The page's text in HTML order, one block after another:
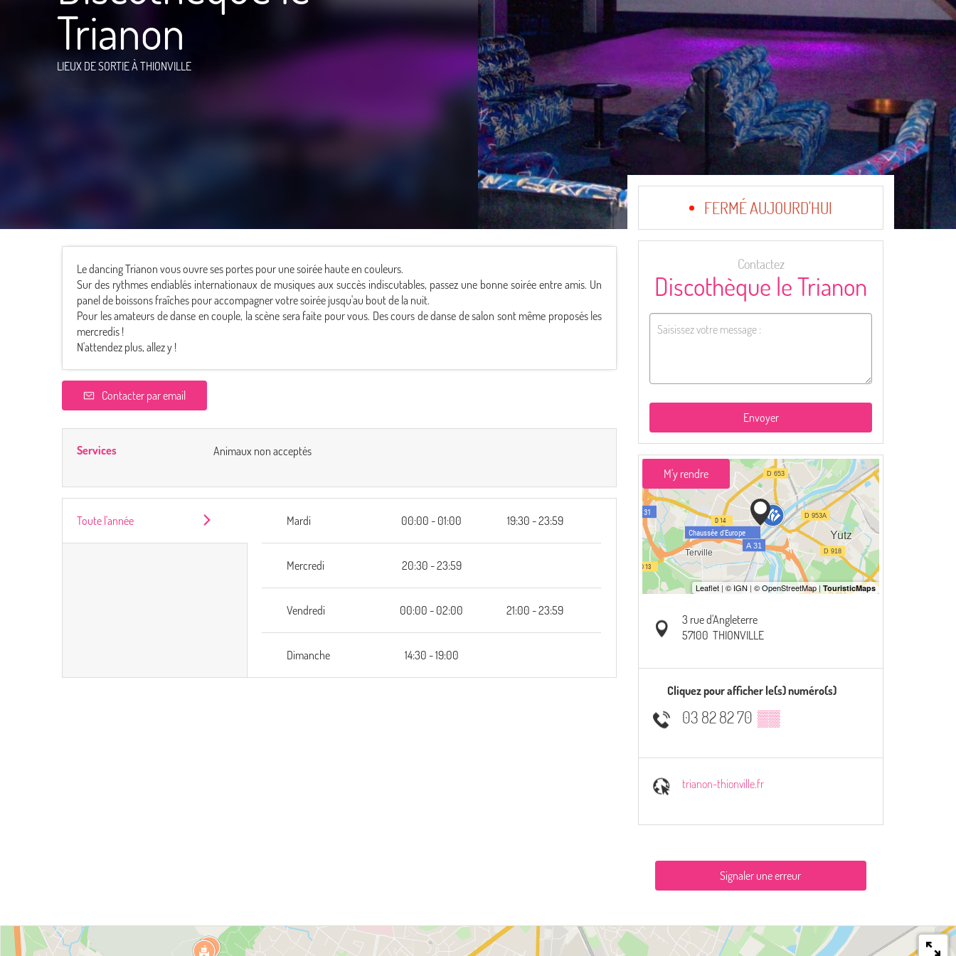
Trianon
LIEUX DE SORTIEÀ THIONVILLE
Le dancing Trianon vous ouvre ses portes pour une soirée haute en couleurs.
Sur des rythmes endiablés internationaux de musiques aux succès indiscutables, passez une bonne soirée entre amis. Un
panel de boissons fraîches pour accompagner votre soirée jusqu'au bout de la nuit.
Pour les amateurs de danse en couple, la scène sera faite pour vous. Des cours de danse de salon sont même proposés les
mercredis !
N'attendez plus, allez y !
Contacter par email
Services Animaux non acceptés
Toute l'année Mardi 00:00 - 01:00 19:30 - 23:59
Mercredi 20:30 - 23:59
Vendredi 00:00 - 02:00 21:00 - 23:59
Dimanche 14:30 - 19:00
FERMÉ AUJOURD'HUI
Contactez
Discothèque le Trianon
Envoyer
M'y rendre
3 rue d'Angleterre
57100 THIONVILLE
Cliquez pour afficher le(s) numéro(s)
03 82 82 70 ▒▒
trianon-thionville.fr
Signaler une erreur